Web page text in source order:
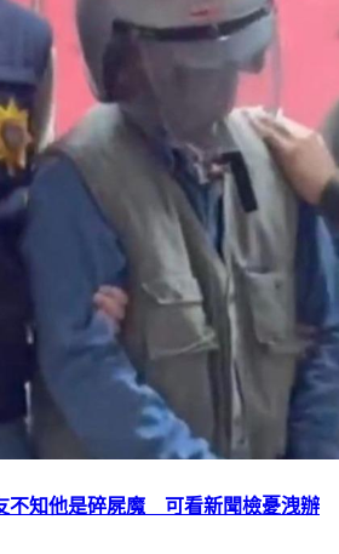
不知他是碎屍魔 可看新聞檢憂洩辦